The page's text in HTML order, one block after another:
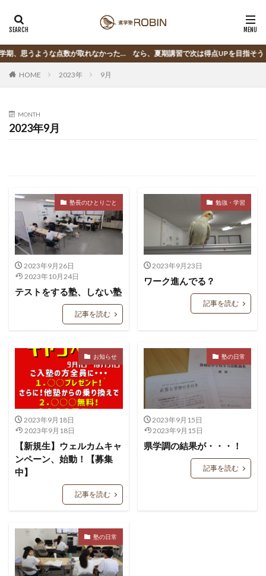
思うような点数が取れなかった… なら、夏期講習で次は得点UPを目指そう！
HOME 2023年 9月
MONTH
2023年9月
塾長のひとりごと
2023年9月26日
2023年10月24日
テストをする塾、しない塾
記事を読む
勉強・学習
2023年9月23日
ワーク進んでる？
記事を読む
お知らせ
2023年9月18日
2023年9月18日
【新規生】ウェルカムキャ
ンペーン、始動！【募集
中】
記事を読む
塾の日常
2023年9月15日
2023年9月15日
県学調の結果が・・・！
記事を読む
塾の日常